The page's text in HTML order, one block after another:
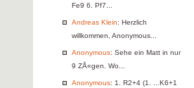
Fe9 6. Pf7...
Andreas Klein: Herzlich
willkommen, Anonymous...
Anonymous: Sehe ein Matt in nur
9 ZÅ«gen. Wo...
Anonymous: 1. R2+4 (1. ...K6+1